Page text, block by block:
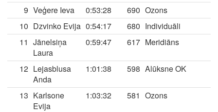
9 Veģere Ieva 0:53:28 690 Ozons
10 Dzvinko Evija 0:54:17 680 Individuāli
11 Jānelsiņa
Laura
0:59:47 617 Meridiāns
12 Lejasblusa
Anda
1:01:38 598 Alūksne OK
13 Karlsone
Evija
1:03:32 581 Ozons